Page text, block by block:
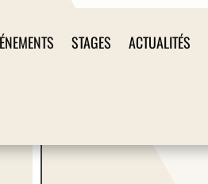
STAGES ACTUALITÉS